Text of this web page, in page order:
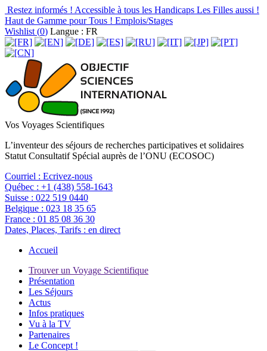
Restez informés ! Accessible à tous les Handicaps Les Filles aussi !
Haut de Gamme pour Tous ! Emplois/Stages
Wishlist (0) Langue : FR
Vos Voyages Scientifiques
L’inventeur des séjours de recherches participatives et solidaires
Statut Consultatif Spécial auprès de l’ONU (ECOSOC)
Courriel : Ecrivez-nous
Québec : +1 (438) 558-1643
Suisse : 022 519 0440
Belgique : 023 18 35 65
France : 01 85 08 36 30
Dates, Places, Tarifs : en direct
Accueil
Trouver un Voyage Scientifique
Présentation
Les Séjours
Actus
Infos pratiques
Vu à la TV
Partenaires
Le Concept !